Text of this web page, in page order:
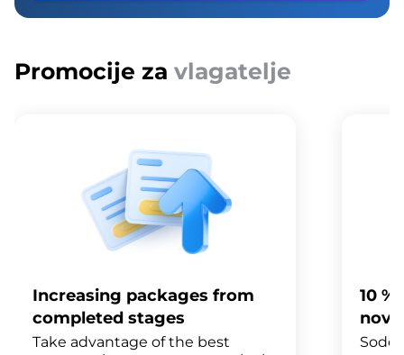
Promocije za vlagatelje
Increasing packages from
completed stages
Take advantage of the best
10